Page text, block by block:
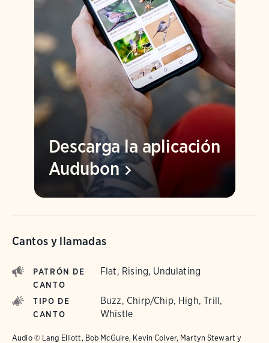
Descarga la aplicación
Audubon
Cantos y llamadas
PATRÓN DE
CANTO
Flat, Rising, Undulating
TIPO DE
CANTO
Buzz, Chirp/Chip, High, Trill,
Whistle
Audio © Lang Elliott, Bob McGuire, Kevin Colver, Martyn Stewart y